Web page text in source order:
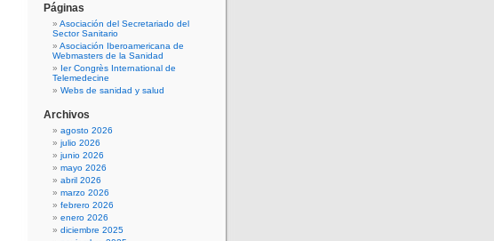
Páginas
Asociación del Secretariado del
Sector Sanitario
Asociación Iberoamericana de
Webmasters de la Sanidad
Ier Congrès International de
Telemedecine
Webs de sanidad y salud
Archivos
agosto 2026
julio 2026
junio 2026
mayo 2026
abril 2026
marzo 2026
febrero 2026
enero 2026
diciembre 2025